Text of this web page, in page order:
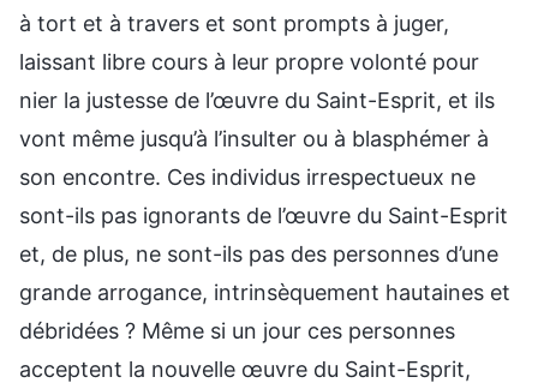
à tort et à travers et sont prompts à juger,
laissant libre cours à leur propre volonté pour
nier la justesse de l’œuvre du Saint-Esprit, et ils
vont même jusqu’à l’insulter ou à blasphémer à
son encontre. Ces individus irrespectueux ne
sont-ils pas ignorants de l’œuvre du Saint-Esprit
et, de plus, ne sont-ils pas des personnes d’une
grande arrogance, intrinsèquement hautaines et
débridées ? Même si un jour ces personnes
acceptent la nouvelle œuvre du Saint-Esprit,